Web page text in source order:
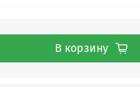
В корзину